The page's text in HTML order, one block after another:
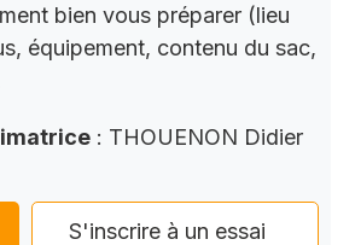
bien vous préparer (lieu
équipement, contenu du sac,
: THOUENON Didier
S'inscrire à un essai